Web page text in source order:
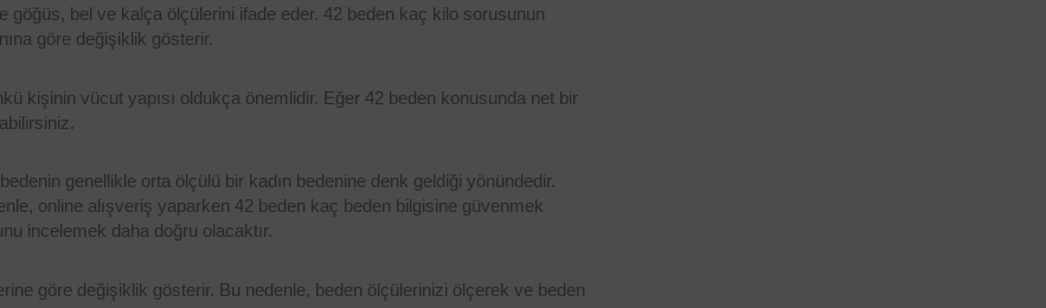
göğüs, bel ve kalça ölçülerini ifade eder. 42 beden kaç kilo sorusunun
göre değişiklik gösterir.
kişinin vücut yapısı oldukça önemlidir. Eğer 42 beden konusunda net bir
genellikle orta ölçülü bir kadın bedenine denk geldiği yönündedir.
online alışveriş yaparken 42 beden kaç beden bilgisine güvenmek
incelemek daha doğru olacaktır.
göre değişiklik gösterir. Bu nedenle, beden ölçülerinizi ölçerek ve beden